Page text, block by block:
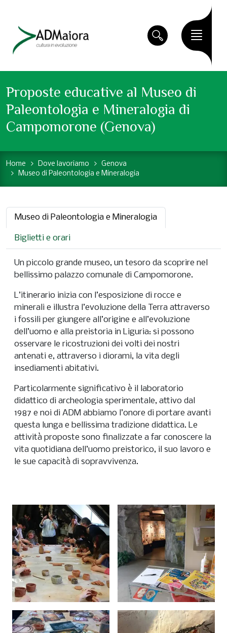
Proposte educative al Museo di
Paleontologia e Mineralogia di
Campomorone (Genova)
Home Dove lavoriamo
Genova
Museo di Paleontologia e Mineralogia
Museo di Paleontologia e Mineralogia
Biglietti e orari
Un piccolo grande museo, un tesoro da scoprire nel
bellissimo palazzo comunale di Campomorone.
L’itinerario inizia con l’esposizione di rocce e
minerali e illustra l’evoluzione della Terra attraverso
i fossili per giungere all’origine e all’evoluzione
dell’uomo e alla preistoria in Liguria: si possono
osservare le ricostruzioni dei volti dei nostri
antenati e, attraverso i diorami, la vita degli
insediamenti abitativi.
Particolarmente significativo è il laboratorio
didattico di archeologia sperimentale, attivo dal
1987 e noi di ADM abbiamo l’onore di portare avanti
questa lunga e bellissima tradizione didattica. Le
attività proposte sono finalizzate a far conoscere la
vita quotidiana dell’uomo preistorico, il suo lavoro e
le sue capacità di sopravvivenza.